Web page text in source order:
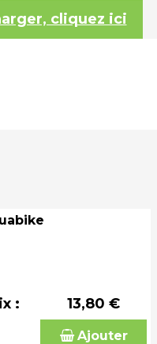
cliquez ici
: 13,80 €
Ajouter